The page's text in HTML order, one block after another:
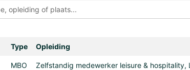
Type Opleiding
MBO Zelfstandig medewerker leisure &